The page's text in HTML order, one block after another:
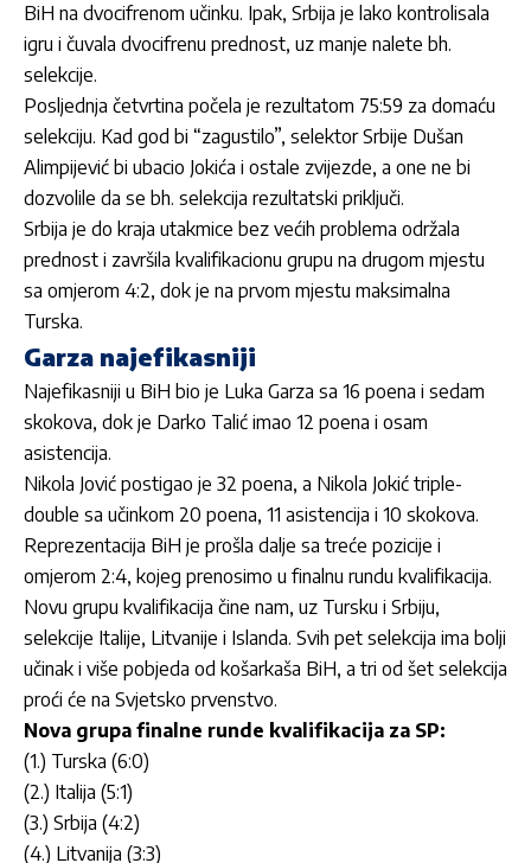
BiH na dvocifrenom učinku. Ipak, Srbija je lako kontrolisala
igru i čuvala dvocifrenu prednost, uz manje nalete bh.
selekcije.
Posljednja četvrtina počela je rezultatom 75:59 za domaću
selekciju. Kad god bi “zagustilo”, selektor Srbije Dušan
Alimpijević bi ubacio Jokića i ostale zvijezde, a one ne bi
dozvolile da se bh. selekcija rezultatski priključi.
Srbija je do kraja utakmice bez većih problema održala
prednost i završila kvalifikacionu grupu na drugom mjestu
sa omjerom 4:2, dok je na prvom mjestu maksimalna
Turska.
Garza najefikasniji
Najefikasniji u BiH bio je Luka Garza sa 16 poena i sedam
skokova, dok je Darko Talić imao 12 poena i osam
asistencija.
Nikola Jović postigao je 32 poena, a Nikola Jokić triple-
double sa učinkom 20 poena, 11 asistencija i 10 skokova.
Reprezentacija BiH je prošla dalje sa treće pozicije i
omjerom 2:4, kojeg prenosimo u finalnu rundu kvalifikacija.
Novu grupu kvalifikacija čine nam, uz Tursku i Srbiju,
selekcije Italije, Litvanije i Islanda. Svih pet selekcija ima bolji
učinak i više pobjeda od košarkaša BiH, a tri od šet selekcija
proći će na Svjetsko prvenstvo.
Nova grupa finalne runde kvalifikacija za SP:
(1.) Turska (6:0)
(2.) Italija (5:1)
(3.) Srbija (4:2)
(4.) Litvanija (3:3)